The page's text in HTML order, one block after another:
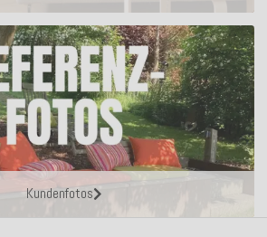
Kundenfotos